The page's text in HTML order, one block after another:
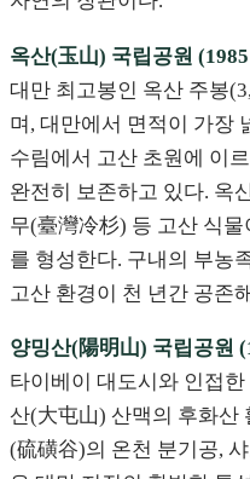
옥산(玉山) 국립공원
대만 최고봉인 옥산 주봉
며, 대만에서 면적이 가장
수림에서 고산 초원에 이
완전히 보존하고 있다. 옥
무(臺灣冷杉) 등 고산 식
를 형성한다. 구내의 부농
고산 환경이 천 년간 공존
양밍산(陽明山) 국립공원
타이베이 대도시와 인접
산(大屯山) 산맥의 후화산
(硫磺谷)의 온천 분기공,